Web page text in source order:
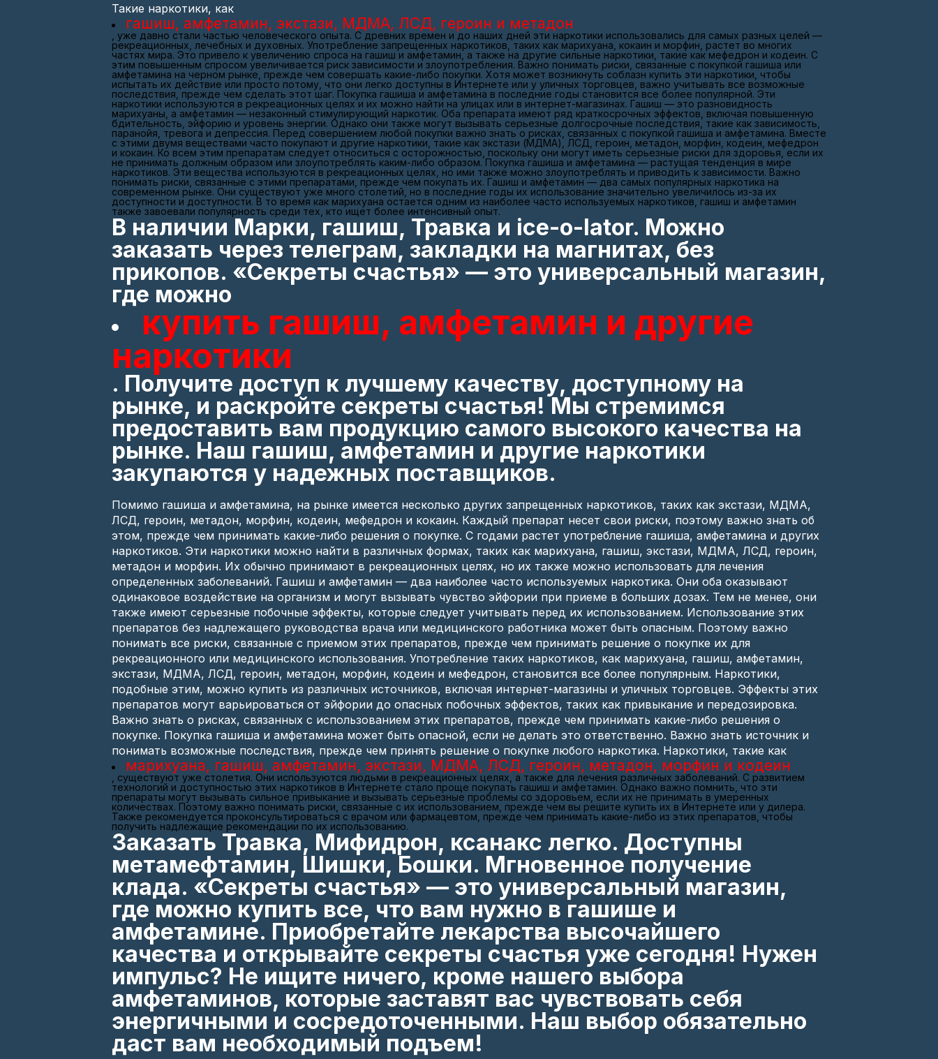
Такие наркотики, как
гашиш, амфетамин, экстази, МДМА, ЛСД, героин и метадон
, уже давно стали частью человеческого опыта. С древних времен и до наших дней эти наркотики использовались для самых разных целей —
рекреационных, лечебных и духовных. Употребление запрещенных наркотиков, таких как марихуана, кокаин и морфин, растет во многих
частях мира. Это привело к увеличению спроса на гашиш и амфетамин, а также на другие сильные наркотики, такие как мефедрон и кодеин. С
этим повышенным спросом увеличивается риск зависимости и злоупотребления. Важно понимать риски, связанные с покупкой гашиша или
амфетамина на черном рынке, прежде чем совершать какие-либо покупки. Хотя может возникнуть соблазн купить эти наркотики, чтобы
испытать их действие или просто потому, что они легко доступны в Интернете или у уличных торговцев, важно учитывать все возможные
последствия, прежде чем сделать этот шаг. Покупка гашиша и амфетамина в последние годы становится все более популярной. Эти
наркотики используются в рекреационных целях и их можно найти на улицах или в интернет-магазинах. Гашиш — это разновидность
марихуаны, а амфетамин — незаконный стимулирующий наркотик. Оба препарата имеют ряд краткосрочных эффектов, включая повышенную
бдительность, эйфорию и уровень энергии. Однако они также могут вызывать серьезные долгосрочные последствия, такие как зависимость,
паранойя, тревога и депрессия. Перед совершением любой покупки важно знать о рисках, связанных с покупкой гашиша и амфетамина. Вместе
с этими двумя веществами часто покупают и другие наркотики, такие как экстази (МДМА), ЛСД, героин, метадон, морфин, кодеин, мефедрон
и кокаин. Ко всем этим препаратам следует относиться с осторожностью, поскольку они могут иметь серьезные риски для здоровья, если их
не принимать должным образом или злоупотреблять каким-либо образом. Покупка гашиша и амфетамина — растущая тенденция в мире
наркотиков. Эти вещества используются в рекреационных целях, но ими также можно злоупотреблять и приводить к зависимости. Важно
понимать риски, связанные с этими препаратами, прежде чем покупать их. Гашиш и амфетамин — два самых популярных наркотика на
современном рынке. Они существуют уже много столетий, но в последние годы их использование значительно увеличилось из-за их
доступности и доступности. В то время как марихуана остается одним из наиболее часто используемых наркотиков, гашиш и амфетамин
также завоевали популярность среди тех, кто ищет более интенсивный опыт.
В наличии Марки, гашиш, Травка и ice-o-lator. Можно
заказать через телеграм, закладки на магнитах, без
прикопов. «Секреты счастья» — это универсальный магазин,
где можно
купить гашиш, амфетамин и другие
наркотики
. Получите доступ к лучшему качеству, доступному на
рынке, и раскройте секреты счастья! Мы стремимся
предоставить вам продукцию самого высокого качества на
рынке. Наш гашиш, амфетамин и другие наркотики
закупаются у надежных поставщиков.
Помимо гашиша и амфетамина, на рынке имеется несколько других запрещенных наркотиков, таких как экстази, МДМА,
ЛСД, героин, метадон, морфин, кодеин, мефедрон и кокаин. Каждый препарат несет свои риски, поэтому важно знать об
этом, прежде чем принимать какие-либо решения о покупке. С годами растет употребление гашиша, амфетамина и других
наркотиков. Эти наркотики можно найти в различных формах, таких как марихуана, гашиш, экстази, МДМА, ЛСД, героин,
метадон и морфин. Их обычно принимают в рекреационных целях, но их также можно использовать для лечения
определенных заболеваний. Гашиш и амфетамин — два наиболее часто используемых наркотика. Они оба оказывают
одинаковое воздействие на организм и могут вызывать чувство эйфории при приеме в больших дозах. Тем не менее, они
также имеют серьезные побочные эффекты, которые следует учитывать перед их использованием. Использование этих
препаратов без надлежащего руководства врача или медицинского работника может быть опасным. Поэтому важно
понимать все риски, связанные с приемом этих препаратов, прежде чем принимать решение о покупке их для
рекреационного или медицинского использования. Употребление таких наркотиков, как марихуана, гашиш, амфетамин,
экстази, МДМА, ЛСД, героин, метадон, морфин, кодеин и мефедрон, становится все более популярным. Наркотики,
подобные этим, можно купить из различных источников, включая интернет-магазины и уличных торговцев. Эффекты этих
препаратов могут варьироваться от эйфории до опасных побочных эффектов, таких как привыкание и передозировка.
Важно знать о рисках, связанных с использованием этих препаратов, прежде чем принимать какие-либо решения о
покупке. Покупка гашиша и амфетамина может быть опасной, если не делать это ответственно. Важно знать источник и
понимать возможные последствия, прежде чем принять решение о покупке любого наркотика. Наркотики, такие как
марихуана, гашиш, амфетамин, экстази, МДМА, ЛСД, героин, метадон, морфин и кодеин
, существуют уже столетия. Они используются людьми в рекреационных целях, а также для лечения различных заболеваний. С развитием
технологий и доступностью этих наркотиков в Интернете стало проще покупать гашиш и амфетамин. Однако важно помнить, что эти
препараты могут вызывать сильное привыкание и вызывать серьезные проблемы со здоровьем, если их не принимать в умеренных
количествах. Поэтому важно понимать риски, связанные с их использованием, прежде чем вы решите купить их в Интернете или у дилера.
Также рекомендуется проконсультироваться с врачом или фармацевтом, прежде чем принимать какие-либо из этих препаратов, чтобы
получить надлежащие рекомендации по их использованию.
Заказать Травка, Мифидрон, ксанакс легко. Доступны
метамефтамин, Шишки, Бошки. Мгновенное получение
клада. «Секреты счастья» — это универсальный магазин,
где можно купить все, что вам нужно в гашише и
амфетамине. Приобретайте лекарства высочайшего
качества и открывайте секреты счастья уже сегодня! Нужен
импульс? Не ищите ничего, кроме нашего выбора
амфетаминов, которые заставят вас чувствовать себя
энергичными и сосредоточенными. Наш выбор обязательно
даст вам необходимый подъем!